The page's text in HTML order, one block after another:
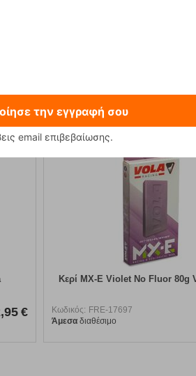
€
Κερί MX-E Violet No Fluor 80g
Κωδικός: FRE-17697
Άμεσα διαθέσιμο
την εγγραφή σου
email επιβεβαίωσης.